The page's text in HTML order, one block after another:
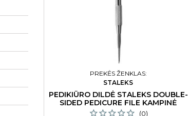
PREKĖS ŽENKLAS:
STALEKS
PEDIKIŪRO DILDĖ STALEKS DOUBLE-
SIDED PEDICURE FILE KAMPINĖ
(0)